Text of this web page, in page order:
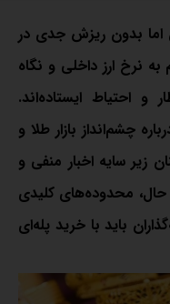
اما بدون ریزش جدی در
نرخ ارز داخلی و نگاه
احتیاط ایستاده‌اند.
چشم‌انداز بازار طلا و
زیر سایه اخبار منفی و
حال، محدوده‌های کلیدی
باید با خرید پله‌ای